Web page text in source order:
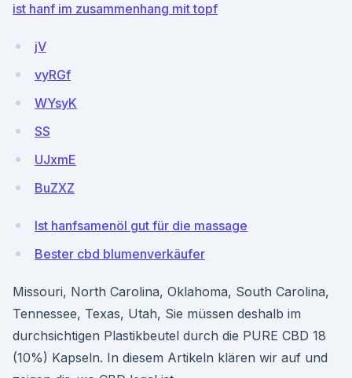
ist hanf im zusammenhang mit topf
jV
vyRGf
WYsyK
SS
UJxmE
BuZXZ
Ist hanfsamenöl gut für die massage
Bester cbd blumenverkäufer
Missouri, North Carolina, Oklahoma, South Carolina,
Tennessee, Texas, Utah, Sie müssen deshalb im
durchsichtigen Plastikbeutel durch die PURE CBD 18
(10%) Kapseln. In diesem Artikeln klären wir auf und